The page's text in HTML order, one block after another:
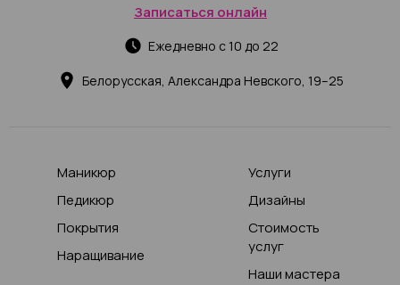
Белорусская, Александра Невского, 19–25
Ежедневно с 10 до 22
Записаться онлайн
Маникюр
Педикюр
Покрытия
Наращивание
Услуги
Дизайны
Стоимость
услуг
Наши мастера